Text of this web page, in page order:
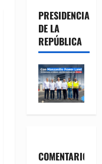
PRESIDENCIA
DE LA
REPÚBLICA
COMENTARIOS